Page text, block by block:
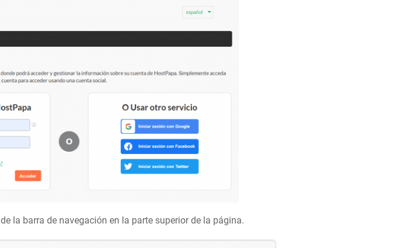
de la barra de navegación en la parte superior de la página.